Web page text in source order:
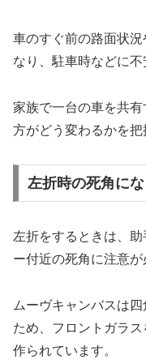
車のすぐ前の路面状
なり、駐車時などに不
家族で一台の車を共
方がどう変わるかを把
左折時の死角に
左折をするときは、
ー付近の死角に注意が
ムーヴキャンバスは
ため、フロントガラ
作られています。